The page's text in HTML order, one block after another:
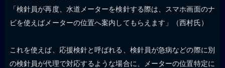
「検針員が再度、水道メーターを検針する際は、スマホ画面のナ
ビを使えばメーターの位置へ案内してもらえます」（西村氏）
これを使えば、応援検針と呼ばれる、検針員が急病などの際に別
の検針員が代理で対応するような場合に、メーターの位置特定に